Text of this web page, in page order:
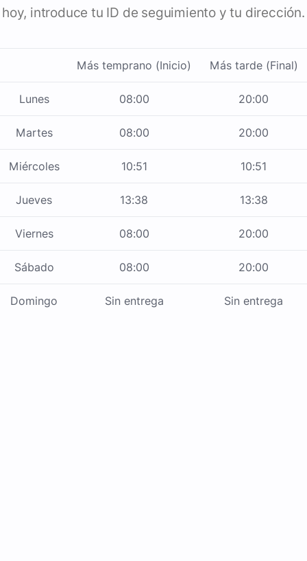
hoy, introduce tu ID de seguimiento y tu dirección.
Más temprano (Inicio) Más tarde (Final)
Lunes 08:00 20:00
Martes 08:00 20:00
Miércoles 10:51 10:51
Jueves 13:38 13:38
Viernes 08:00 20:00
Sábado 08:00 20:00
Domingo Sin entrega Sin entrega